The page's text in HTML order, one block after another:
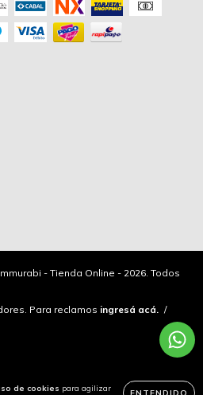
de cookies para agilizar
- Tienda Online - 2026. Todos
Para reclamos ingresá acá. /